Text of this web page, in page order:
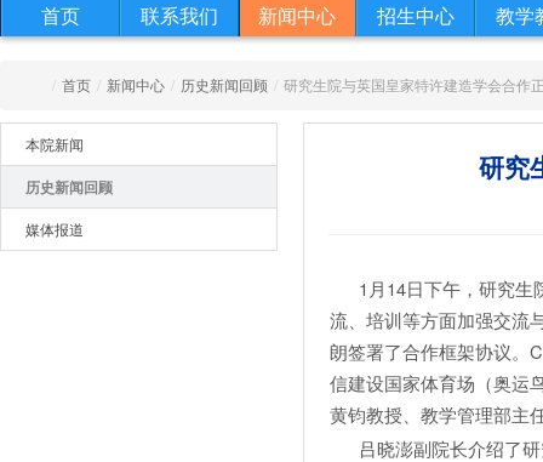
首页 联系我们 新闻中心 招生中心 教学
/ 首页 / 新闻中心 / 历史新闻回顾 / 研究生院与英国皇家特许建造学会合作
本院新闻
历史新闻回顾
媒体报道
研究
1月14日下午，研究生
流、培训等方面加强交流
朗签署了合作框架协议。
信建设国家体育场（奥运
黄钧教授、教学管理部主
吕晓澎副院长介绍了研